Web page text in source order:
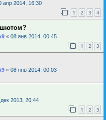
апр 2014, 16:30
1 2 3 4
« 08 янв 2014, 00:45
1 2 3
« 08 янв 2014, 00:03
2013, 20:44
1 2 3